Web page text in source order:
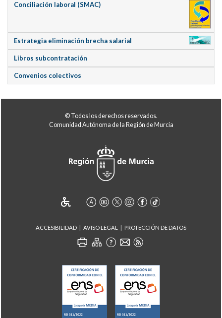
Conciliación laboral (SMAC)
Estrategia eliminación brecha salarial
Libros subcontratación
Convenios colectivos
© Todos los derechos reservados.
Comunidad Autónoma de la Región de Murcia
ACCESIBILIDAD AVISO LEGAL PROTECCIÓN DE DATOS